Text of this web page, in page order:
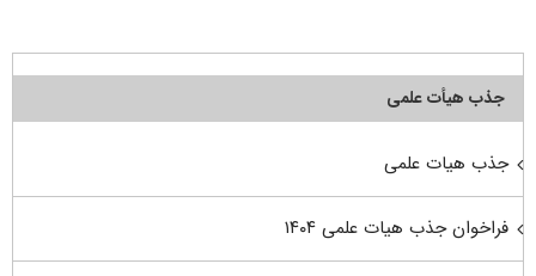
جذب هیأت علمی
جذب هیات علمی
فراخوان جذب هیات علمی ۱۴۰۴